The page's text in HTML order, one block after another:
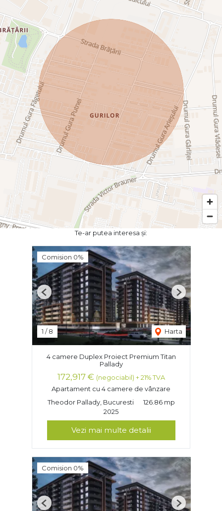
Te-ar putea interesa și:
Comision 0%
1 /8 Harta
Previous Next
4 camere Duplex Proiect Premium Titan
Pallady
172,917 € (negociabil) + 21% TVA
Apartament cu 4 camere de vânzare
Theodor Pallady, Bucuresti
126.86 mp
2025
Vezi mai multe detalii
Comision 0%
Previous Next